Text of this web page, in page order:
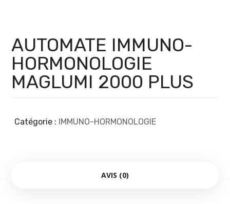
AUTOMATE IMMUNO-
HORMONOLOGIE
MAGLUMI 2000 PLUS
Catégorie : IMMUNO-HORMONOLOGIE
AVIS (0)